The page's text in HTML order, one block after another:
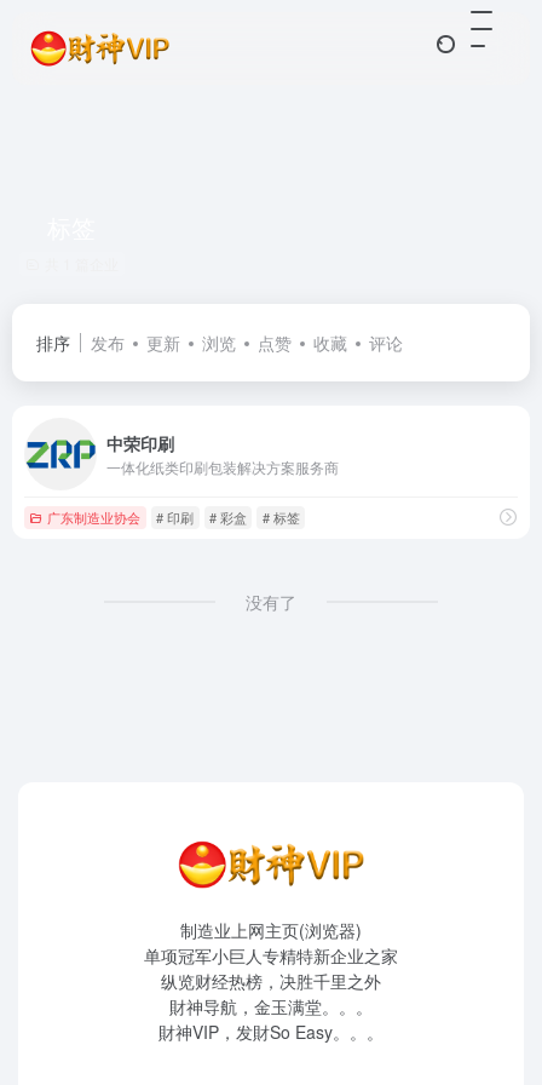
排序 发布 更新 浏览 点赞 收藏 评论
中荣印刷
一体化纸类印刷包装解决方案服务商
广东制造业协会 # 印刷 # 彩盒 # 标签
没有了
制造业上网主页(浏览器)
单项冠军小巨人专精特新企业之家
纵览财经热榜，决胜千里之外
財神导航，金玉满堂。。。
財神VIP，发財So Easy。。。